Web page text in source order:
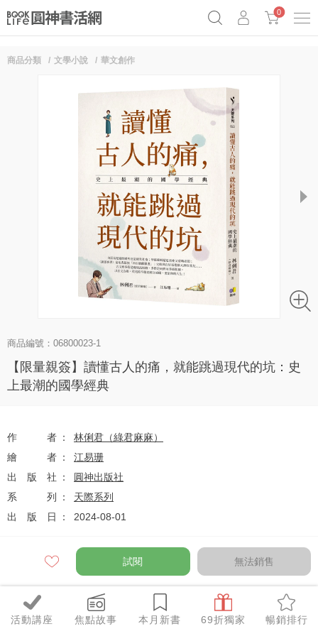
0
活動講座 焦點故事 本月新書 69折獨家 暢銷排行
商品分類 文學小說 華文創作
next
商品編號：06800023-1
【限量親簽】讀懂古人的痛，就能跳過現代的坑：史
上最潮的國學經典
作者
林俐君（綠君麻麻）
繪者
江易珊
出版社
圓神出版社
系列
天際系列
出版日
2024-08-01
$430
優惠價 折
試閱 無法銷售